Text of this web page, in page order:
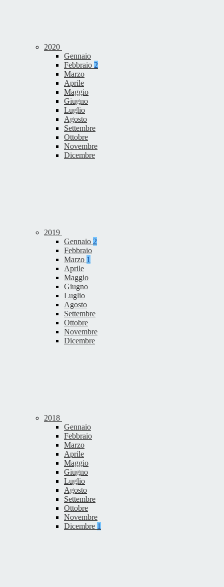
2020
Gennaio
Febbraio 2
Marzo
Aprile
Maggio
Giugno
Luglio
Agosto
Settembre
Ottobre
Novembre
Dicembre
2019
Gennaio 2
Febbraio
Marzo 1
Aprile
Maggio
Giugno
Luglio
Agosto
Settembre
Ottobre
Novembre
Dicembre
2018
Gennaio
Febbraio
Marzo
Aprile
Maggio
Giugno
Luglio
Agosto
Settembre
Ottobre
Novembre
Dicembre 1